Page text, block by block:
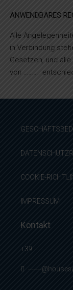
ANWENDBARES
Alle
in Verbindung
Gesetzen, und
von ……….
COOKIE-
IMPRESSUM
Kontakt
+39 --- --- ---
-------